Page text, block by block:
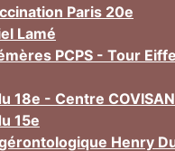
Paris 20e
Lamé
PCPS - Tour
18e - Centre
15e
Henry